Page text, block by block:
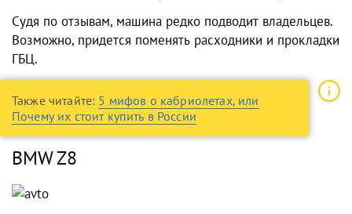
Судя по отзывам, машина редко подводит владельцев.
Возможно, придется поменять расходники и прокладки
ГБЦ.
Также читайте: 5 мифов о кабриолетах, или
Почему их стоит купить в России
BMW Z8